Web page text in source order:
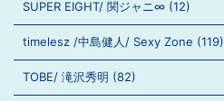
SUPER EIGHT/ 関ジャニ∞ (12)
timelesz /中島健人/ Sexy Zone (119)
TOBE/ 滝沢秀明 (82)